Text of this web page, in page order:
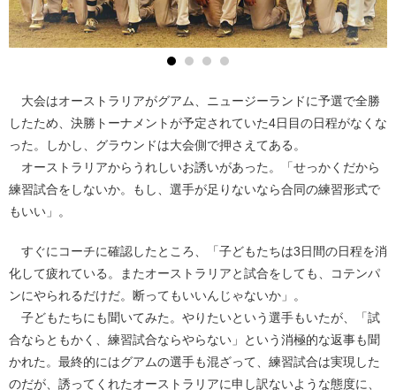
大会はオーストラリアがグアム、ニュージーランドに予選で全勝
したため、決勝トーナメントが予定されていた4日目の日程がなくな
った。しかし、グラウンドは大会側で押さえてある。
オーストラリアからうれしいお誘いがあった。「せっかくだから
練習試合をしないか。もし、選手が足りないなら合同の練習形式で
もいい」。
すぐにコーチに確認したところ、「子どもたちは3日間の日程を消
化して疲れている。またオーストラリアと試合をしても、コテンパ
ンにやられるだけだ。断ってもいいんじゃないか」。
子どもたちにも聞いてみた。やりたいという選手もいたが、「試
合ならともかく、練習試合ならやらない」という消極的な返事も聞
かれた。最終的にはグアムの選手も混ざって、練習試合は実現した
のだが、誘ってくれたオーストラリアに申し訳ないような態度に、